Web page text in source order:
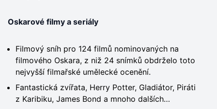
Oskarové filmy a seriály
Filmový sníh pro 124 filmů nominovaných na
filmového Oskara, z niž 24 snímků obdrželo toto
nejvyšší filmařské umělecké ocenění.
Fantastická zvířata, Herry Potter, Gladiátor, Piráti
z Karibiku, James Bond a mnoho dalších…